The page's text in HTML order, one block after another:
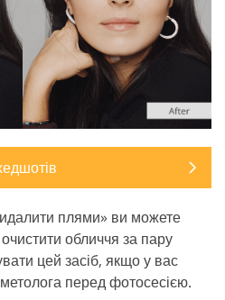
плями» ви можете
обличчя за пару
цей засіб, якщо у вас
перед фотосесією.